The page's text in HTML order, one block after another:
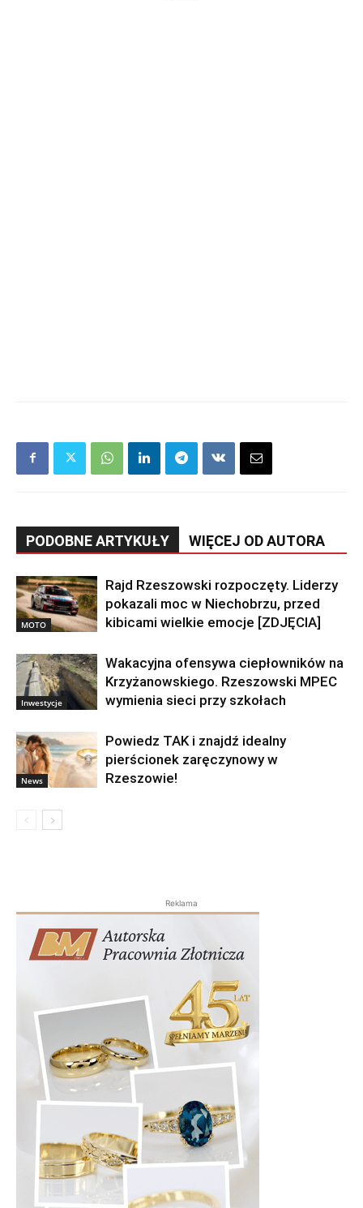
PODOBNE ARTYKUŁY WIĘCEJ OD AUTORA
MOTO
Rajd Rzeszowski rozpoczęty. Liderzy
pokazali moc w Niechobrzu, przed
kibicami wielkie emocje [ZDJĘCIA]
Inwestycje
Wakacyjna ofensywa ciepłowników na
Krzyżanowskiego. Rzeszowski MPEC
wymienia sieci przy szkołach
News
Powiedz TAK i znajdź idealny
pierścionek zaręczynowy w
Rzeszowie!
Reklama